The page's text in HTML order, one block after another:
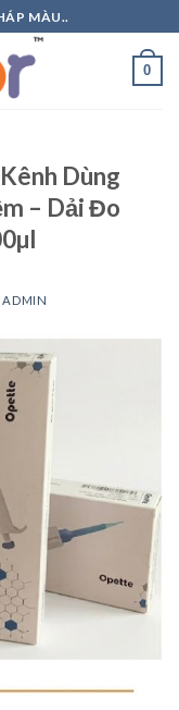
MÀU..
0
Dùng
– Dải Đo
ADMIN